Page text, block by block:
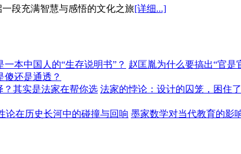
段充满智慧与感悟的文化之旅[详细...]
本中国人的“生存说明书”？ 赵匡胤为什么要搞出“官是
傻还是通透？
？其实是法家在帮你选 法家的悖论：设计的囚笼，困住
论在历史长河中的碰撞与回响 墨家数学对当代教育的影